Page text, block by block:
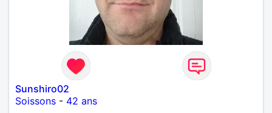
Sunshiro02
Soissons - 42 ans